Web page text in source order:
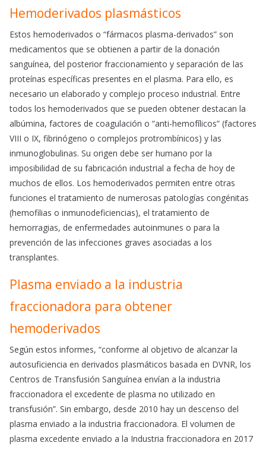
Hemoderivados plasmásticos
Estos hemoderivados o “fármacos plasma-derivados” son
medicamentos que se obtienen a partir de la donación
sanguínea, del posterior fraccionamiento y separación de las
proteínas específicas presentes en el plasma. Para ello, es
necesario un elaborado y complejo proceso industrial. Entre
todos los hemoderivados que se pueden obtener destacan la
albúmina, factores de coagulación o “anti-hemofílicos” (factores
VIII o IX, fibrinógeno o complejos protrombínicos) y las
inmunoglobulinas. Su origen debe ser humano por la
imposibilidad de su fabricación industrial a fecha de hoy de
muchos de ellos. Los hemoderivados permiten entre otras
funciones el tratamiento de numerosas patologías congénitas
(hemofilias o inmunodeficiencias), el tratamiento de
hemorragias, de enfermedades autoinmunes o para la
prevención de las infecciones graves asociadas a los
transplantes.
Plasma enviado a la industria
fraccionadora para obtener
hemoderivados
Según estos informes, “conforme al objetivo de alcanzar la
autosuficiencia en derivados plasmáticos basada en DVNR, los
Centros de Transfusión Sanguínea envían a la industria
fraccionadora el excedente de plasma no utilizado en
transfusión”. Sin embargo, desde 2010 hay un descenso del
plasma enviado a la industria fraccionadora. El volumen de
plasma excedente enviado a la Industria fraccionadora en 2017